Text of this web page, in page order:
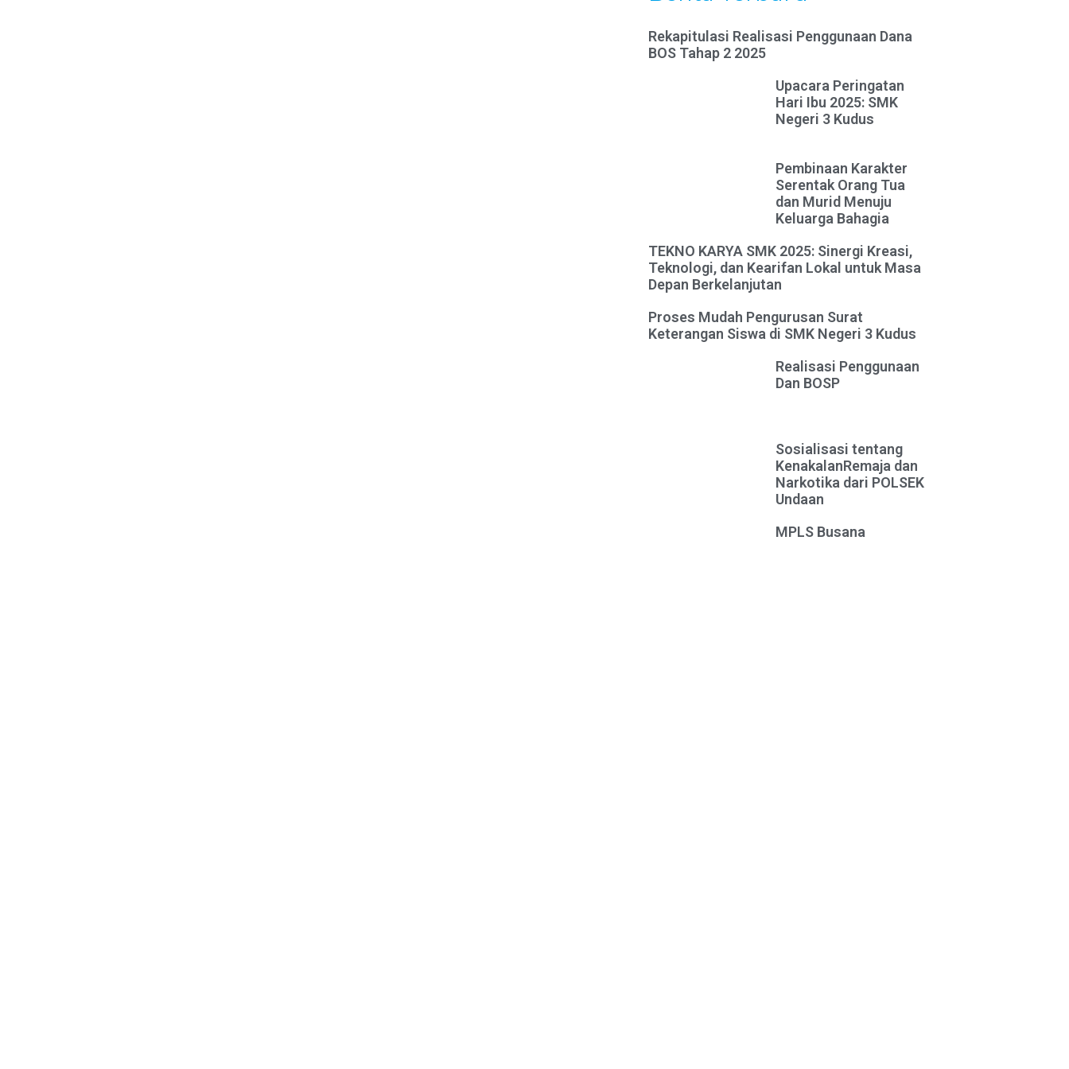
Rekapitulasi Realisasi Penggunaan Dana
BOS Tahap 2 2025
Upacara Peringatan
Hari Ibu 2025: SMK
Negeri 3 Kudus
Pembinaan Karakter
Serentak Orang Tua
dan Murid Menuju
Keluarga Bahagia
TEKNO KARYA SMK 2025: Sinergi Kreasi,
Teknologi, dan Kearifan Lokal untuk Masa
Depan Berkelanjutan
Proses Mudah Pengurusan Surat
Keterangan Siswa di SMK Negeri 3 Kudus
Realisasi Penggunaan
Dan BOSP
Sosialisasi tentang
KenakalanRemaja dan
Narkotika dari POLSEK
Undaan
MPLS Busana